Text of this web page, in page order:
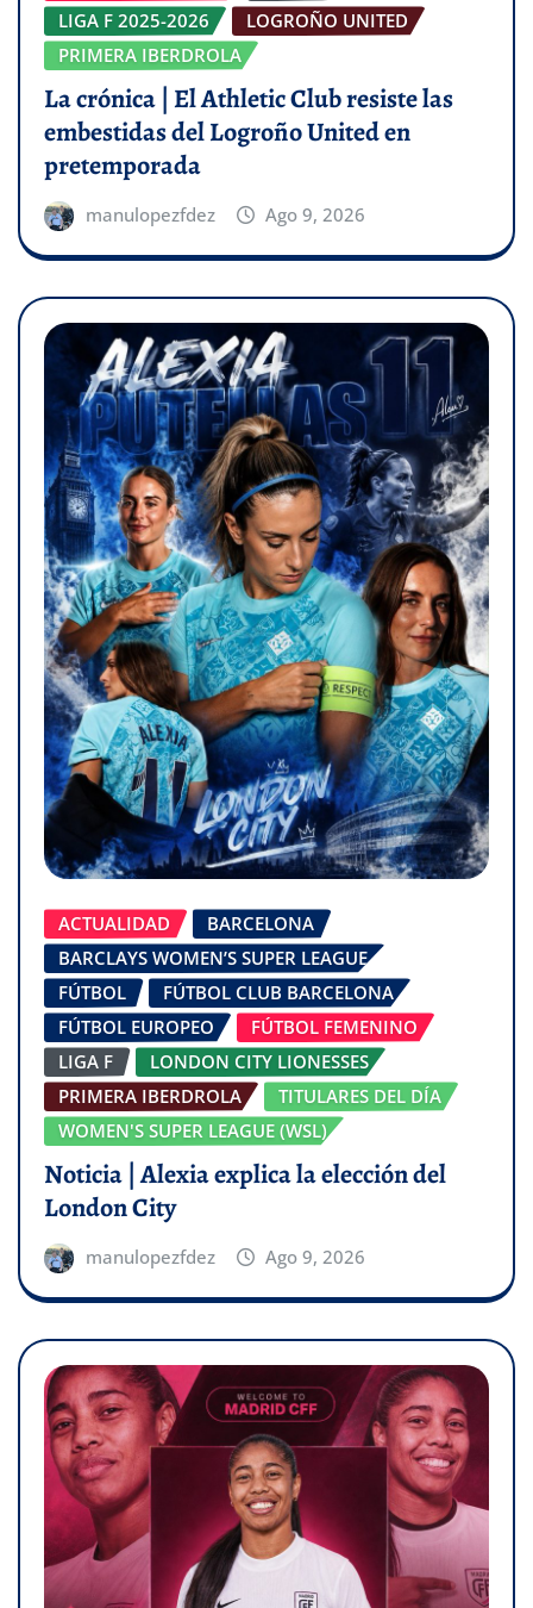
LIGA F 2025-2026
LOGROÑO UNITED
PRIMERA IBERDROLA
La crónica | El Athletic Club resiste las
embestidas del Logroño United en
pretemporada
manulopezfdez Ago 9, 2026
ACTUALIDAD
BARCELONA
BARCLAYS WOMEN’S SUPER LEAGUE
FÚTBOL
FÚTBOL CLUB BARCELONA
FÚTBOL EUROPEO
FÚTBOL FEMENINO
LIGA F
LONDON CITY LIONESSES
PRIMERA IBERDROLA
TITULARES DEL DÍA
WOMEN'S SUPER LEAGUE (WSL)
Noticia | Alexia explica la elección del
London City
manulopezfdez Ago 9, 2026